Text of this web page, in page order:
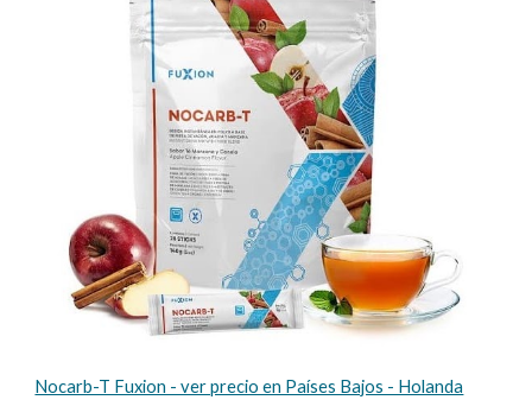
Nocarb-T Fuxion - ver precio en Países Bajos - Holanda